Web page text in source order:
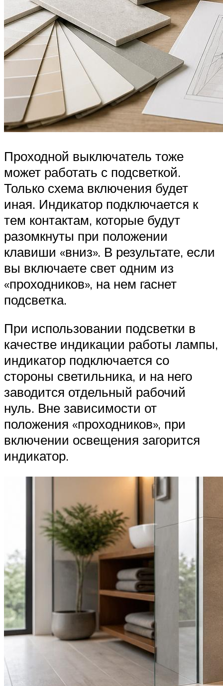
Проходной выключатель тоже
может работать с подсветкой.
Только схема включения будет
иная. Индикатор подключается к
тем контактам, которые будут
разомкнуты при положении
клавиши «вниз». В результате, если
вы включаете свет одним из
«проходников», на нем гаснет
подсветка.
При использовании подсветки в
качестве индикации работы лампы,
индикатор подключается со
стороны светильника, и на него
заводится отдельный рабочий
нуль. Вне зависимости от
положения «проходников», при
включении освещения загорится
индикатор.